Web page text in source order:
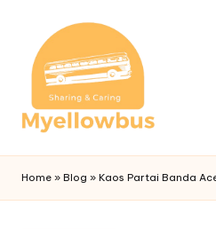
Home » Blog » Kaos Partai Banda